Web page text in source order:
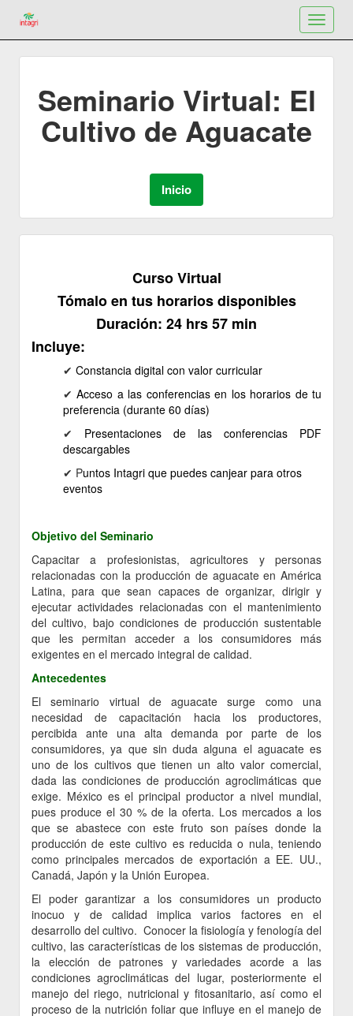
Toggle
Seminario Virtual: El
Cultivo de Aguacate
Curso Virtual
Tómalo en tus horarios disponibles
Duración: 24 hrs 57 min
Incluye:
✔ ​ Constancia digital con valor curricular
✔Acceso a las conferencias en los horarios de tu
preferencia (durante 60 días)
✔ Presentaciones de las conferencias PDF
descargables
✔ Puntos Intagri que puedes canjear para otros
eventos
Objetivo del Seminario
Capacitar a profesionistas, agricultores y personas
relacionadas con la producción de aguacate en América
Latina, para que sean capaces de organizar, dirigir y
ejecutar actividades relacionadas con el mantenimiento
del cultivo, bajo condiciones de producción sustentable
que les permitan acceder a los consumidores más
exigentes en el mercado integral de calidad.
Antecedentes
El seminario virtual de aguacate surge como una
necesidad de capacitación hacia los productores,
percibida ante una alta demanda por parte de los
consumidores, ya que sin duda alguna el aguacate es
uno de los cultivos que tienen un alto valor comercial,
dada las condiciones de producción agroclimáticas que
exige. México es el principal productor a nivel mundial,
pues produce el 30 % de la oferta. Los mercados a los
que se abastece con este fruto son países donde la
producción de este cultivo es reducida o nula, teniendo
como principales mercados de exportación a EE. UU.,
Canadá, Japón y la Unión Europea.
El poder garantizar a los consumidores un producto
inocuo y de calidad implica varios factores en el
desarrollo del cultivo. Conocer la fisiología y fenología del
cultivo, las características de los sistemas de producción,
la elección de patrones y variedades acorde a las
condiciones agroclimáticas del lugar, posteriormente el
manejo del riego, nutricional y fitosanitario, así como el
proceso de la nutrición foliar que influye en el manejo de